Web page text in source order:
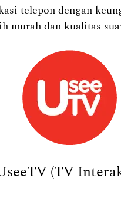
telepon dengan
murah dan kualitas
(TV